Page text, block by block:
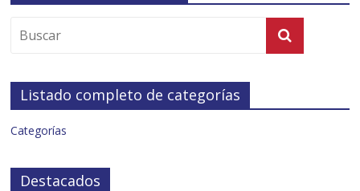
Listado completo de categorías
Categorías
Destacados